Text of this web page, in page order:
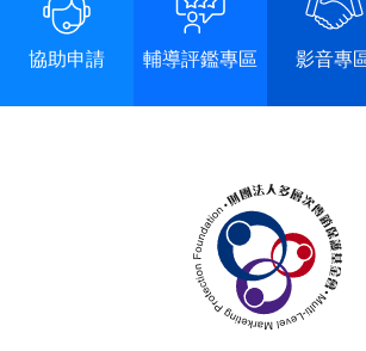
協助申請 輔導評鑑專區 影音專